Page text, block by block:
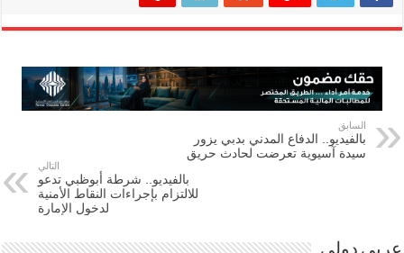
السابق
بالفيديو.. الدفاع المدني بدبي يزور
سيدة آسيوية تعرضت لحادث حريق
التالي
بالفيديو.. شرطة أبوظبي تدعو
للالتزام بإجراءات النقاط الأمنية
لدخول الإمارة